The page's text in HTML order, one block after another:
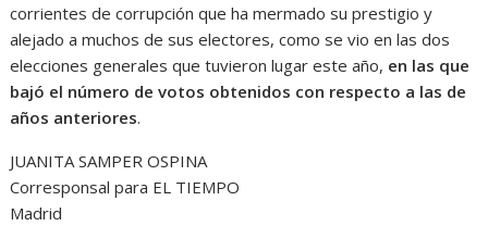
corrientes de corrupción que ha mermado su prestigio y
alejado a muchos de sus electores, como se vio en las dos
elecciones generales que tuvieron lugar este año, en las que
bajó el número de votos obtenidos con respecto a las de
años anteriores.
JUANITA SAMPER OSPINA
Corresponsal para EL TIEMPO
Madrid